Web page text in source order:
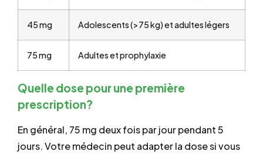
45 mg Adolescents (>75 kg) et adultes légers
75 mg Adultes et prophylaxie
Quelle dose pour une première
prescription?
En général, 75 mg deux fois par jour pendant 5
jours. Votre médecin peut adapter la dose si vous